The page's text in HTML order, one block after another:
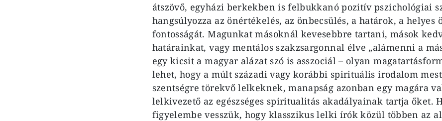
átszövő, egyházi berkekben is felbukkanó pozitív pszichológiai
hangsúlyozza az önérté­kelés, az önbecsülés, a határok, a he­lyes
fontosságát. Magun­kat másoknál kevesebbre tartani, mások
határain­kat, vagy mentálos szakzsargonnal élve „alámenni a
egy kicsit a magyar alázat szó is asszociál – olyan
lehet, hogy a múlt száza­di vagy korábbi spirituális irodalom
szentségre tö­rekvő lelkeknek, manapság azonban egy magára
lelkive­zető az egészséges spiritualitás aka­dályainak tartja őket.
figyelembe vesszük, hogy klasszikus lelki írók közül többen az